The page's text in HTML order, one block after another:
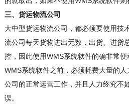
三、货运物流公司
大中型货运物流公司，都必须要使用技
流公司每天货物进出无数，出货、进货
控，因此使用WMS系统软件的确非常
WMS系统软件之前，必须耗费大量的
公司的正常运营工作，并且人力终究不
误。